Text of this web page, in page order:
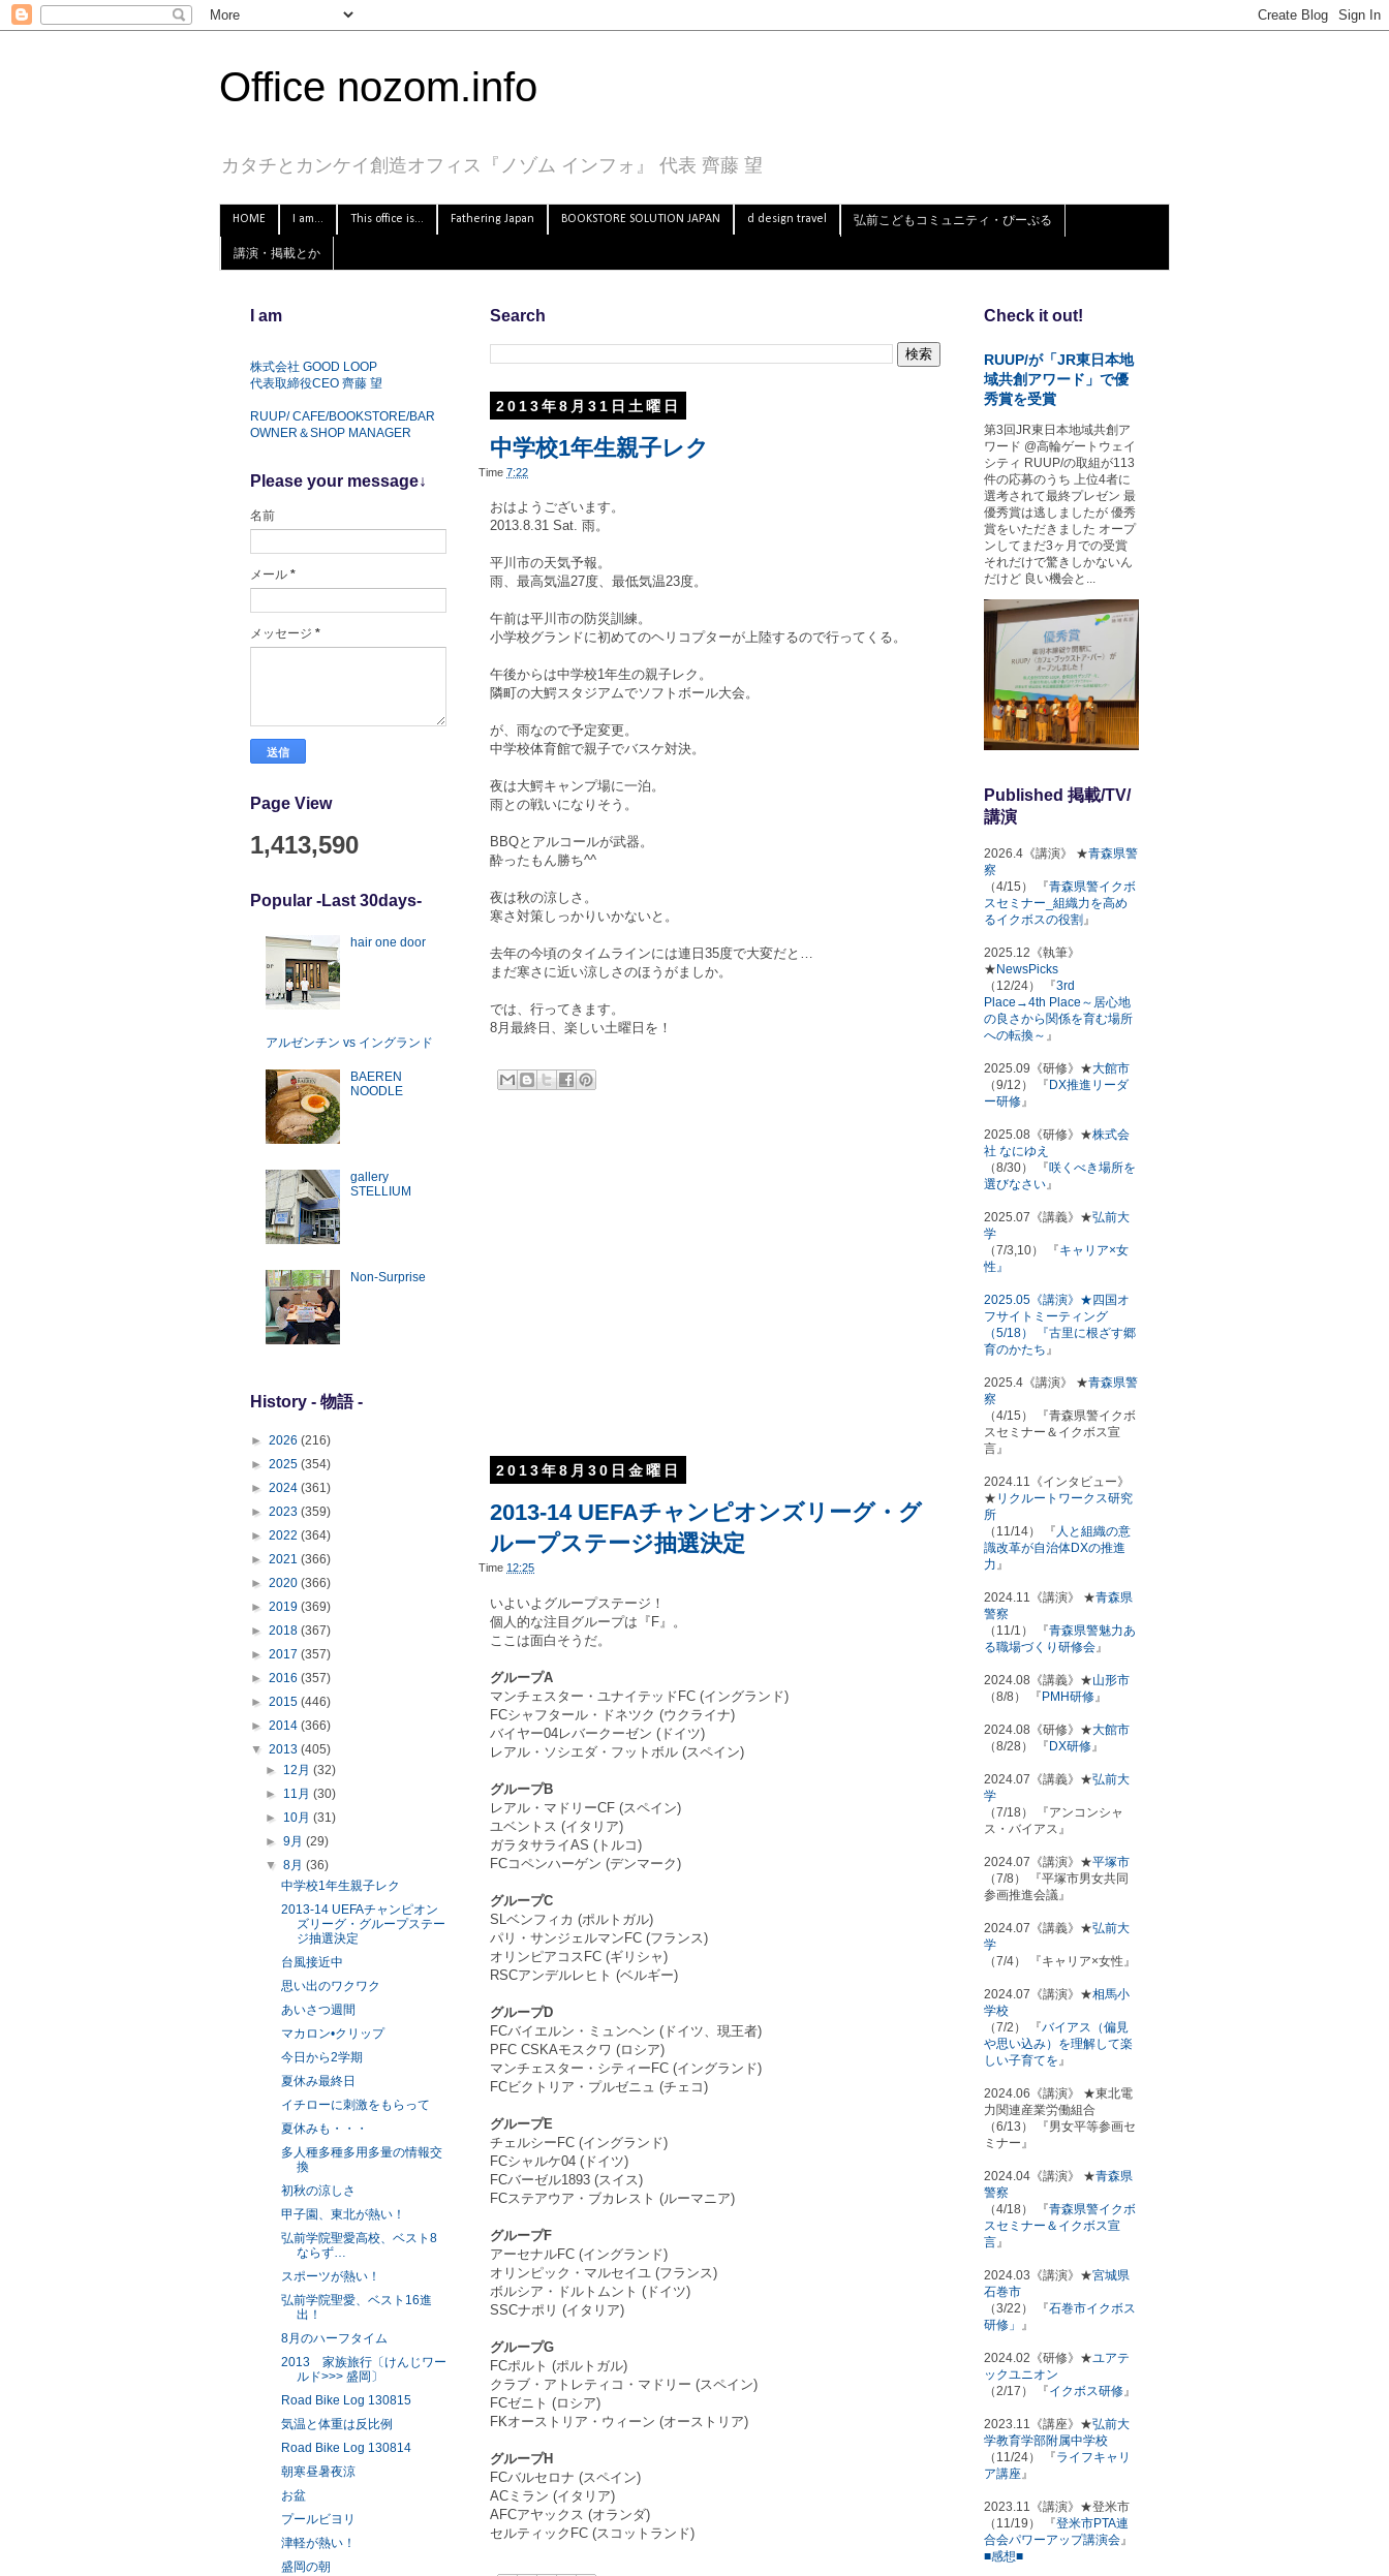
Office nozom.info
カタチとカンケイ創造オフィス『ノゾム インフォ』 代表 齊藤 望
HOME I am... This office is... Fathering Japan BOOKSTORE SOLUTION JAPAN d design travel 弘前こどもコミュニティ・ぴーぷる
講演・掲載とか
Search
2013年8月31日土曜日
中学校1年生親子レク
Time7:22
おはようございます。
2013.8.31 Sat. 雨。
平川市の天気予報。
雨、最高気温27度、最低気温23度。
午前は平川市の防災訓練。
小学校グランドに初めてのヘリコプターが上陸するので行ってくる。
午後からは中学校1年生の親子レク。
隣町の大鰐スタジアムでソフトボール大会。
が、雨なので予定変更。
中学校体育館で親子でバスケ対決。
夜は大鰐キャンプ場に一泊。
雨との戦いになりそう。
BBQとアルコールが武器。
酔ったもん勝ち^^
夜は秋の涼しさ。
寒さ対策しっかりいかないと。
去年の今頃のタイムラインには連日35度で大変だと…
まだ寒さに近い涼しさのほうがましか。
では、行ってきます。
8月最終日、楽しい土曜日を！
2013年8月30日金曜日
2013‐14 UEFAチャンピオンズリーグ・グ
ループステージ抽選決定
Time 12:25
いよいよグループステージ！
個人的な注目グループは『F』。
ここは面白そうだ。
グループA
マンチェスター・ユナイテッドFC (イングランド)
FCシャフタール・ドネツク (ウクライナ)
バイヤー04レバークーゼン (ドイツ)
レアル・ソシエダ・フットボル (スペイン)
グループB
レアル・マドリーCF (スペイン)
ユベントス (イタリア)
ガラタサライAS (トルコ)
FCコペンハーゲン (デンマーク)
グループC
SLベンフィカ (ポルトガル)
パリ・サンジェルマンFC (フランス)
オリンピアコスFC (ギリシャ)
RSCアンデルレヒト (ベルギー)
グループD
FCバイエルン・ミュンヘン (ドイツ、現王者)
PFC CSKAモスクワ (ロシア)
マンチェスター・シティーFC (イングランド)
FCビクトリア・プルゼニュ (チェコ)
グループE
チェルシーFC (イングランド)
FCシャルケ04 (ドイツ)
FCバーゼル1893 (スイス)
FCステアウア・ブカレスト (ルーマニア)
グループF
アーセナルFC (イングランド)
オリンピック・マルセイユ (フランス)
ボルシア・ドルトムント (ドイツ)
SSCナポリ (イタリア)
グループG
FCポルト (ポルトガル)
クラブ・アトレティコ・マドリー (スペイン)
FCゼニト (ロシア)
FKオーストリア・ウィーン (オーストリア)
グループH
FCバルセロナ (スペイン)
ACミラン (イタリア)
AFCアヤックス (オランダ)
セルティックFC (スコットランド)
I am
株式会社 GOOD LOOP
代表取締役CEO 齊藤 望
RUUP/ CAFE/BOOKSTORE/BAR
OWNER＆SHOP MANAGER
Please your message↓
名前
メール *
メッセージ *
Page View
1,413,590
Popular -Last 30days-
hair one door
アルゼンチン vs イングランド
BAEREN
NOODLE
gallery
STELLIUM
Non-Surprise
History - 物語 -
► 2026 (216)
► 2025 (354)
► 2024 (361)
► 2023 (359)
► 2022 (364)
► 2021 (366)
► 2020 (366)
► 2019 (369)
► 2018 (367)
► 2017 (357)
► 2016 (357)
► 2015 (446)
► 2014 (366)
▼ 2013 (405)
► 12月(32)
► 11月(30)
► 10月(31)
►9月(29)
▼8月(36)
中学校1年生親子レク
2013‐14 UEFAチャンピオン
ズリーグ・グループステー
ジ抽選決定
台風接近中
思い出のワクワク
あいさつ週間
マカロン•クリップ
今日から2学期
夏休み最終日
イチローに刺激をもらって
夏休みも・・・
多人種多種多用多量の情報交
換
初秋の涼しさ
甲子園、東北が熱い！
弘前学院聖愛高校、ベスト8
ならず…
スポーツが熱い！
弘前学院聖愛、ベスト16進
出！
8月のハーフタイム
2013 家族旅行〔けんじワー
ルド>>> 盛岡〕
Road Bike Log 130815
気温と体重は反比例
Road Bike Log 130814
朝寒昼暑夜涼
お盆
プールビヨリ
津軽が熱い！
盛岡の朝
Check it out!
RUUP/が「JR東日本地
域共創アワード」で優
秀賞を受賞
第3回JR東日本地域共創ア
ワード @高輪ゲートウェイ
シティ RUUP/の取組が113
件の応募のうち 上位4者に
選考されて最終プレゼン 最
優秀賞は逃しましたが 優秀
賞をいただきました オープ
ンしてまだ3ヶ月での受賞
それだけで驚きしかないん
だけど 良い機会と...
Published 掲載/TV/
講演
2026.4《講演》 ★青森県警
察
（4/15） 『青森県警イクボ
スセミナー_組織力を高め
るイクボスの役割 』
2025.12《執筆》
★NewsPicks
（12/24） 『3rd
Place→4th Place～居心地
の良さから関係を育む場所
への転換～ 』
2025.09《研修》★大館市
（9/12） 『DX推進リーダ
ー研修 』
2025.08《研修》★株式会
社 なにゆえ
（8/30） 『咲くべき場所を
選びなさい 』
2025.07《講義》★弘前大
学
（7/3,10） 『キャリア×女
性』
2025.05《講演》★四国オ
フサイトミーティング
（5/18） 『古里に根ざす郷
育のかたち 』
2025.4《講演》 ★青森県警
察
（4/15） 『青森県警イクボ
スセミナー＆イクボス宣
言』
2024.11《インタビュー》
★ リクルートワークス研究
所
（11/14） 『 人と組織の意
識改革が自治体DXの推進
力 』
2024.11《講演》 ★青森県
警察
（11/1） 『青森県警魅力あ
る職場づくり研修会 』
2024.08《講義》★山形市
（8/8） 『PMH研修 』
2024.08《研修》★大館市
（8/28） 『DX研修 』
2024.07《講義》★弘前大
学
（7/18） 『アンコンシャ
ス・バイアス』
2024.07《講演》★平塚市
（7/8） 『平塚市男女共同
参画推進会議』
2024.07《講義》★弘前大
学
（7/4） 『キャリア×女性』
2024.07《講演》★相馬小
学校
（7/2） 『バイアス（偏見
や思い込み）を理解して楽
しい子育てを 』
2024.06《講演》 ★東北電
力関連産業労働組合
（6/13） 『男女平等参画セ
ミナー』
2024.04《講演》 ★青森県
警察
（4/18） 『青森県警イクボ
スセミナー＆イクボス宣
言 』
2024.03《講演》★宮城県
石巻市
（3/22） 『石巻市イクボス
研修」
』
2024.02《研修》★ ユアテ
ックユニオン
（2/17） 『イクボス研修 』
2023.11《講座》★弘前大
学教育学部附属中学校
（11/24） 『ライフキャリ
ア講座 』
2023.11《講演》★登米市
（11/19） 『登米市PTA連
合会パワーアップ講演会 』
■感想■